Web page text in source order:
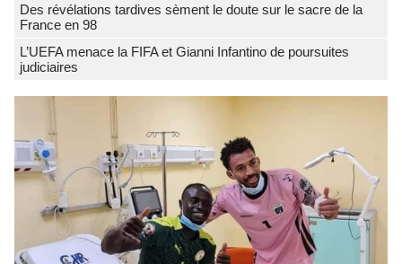
Des révélations tardives sèment le doute sur le sacre de la
France en 98
L’UEFA menace la FIFA et Gianni Infantino de poursuites
judiciaires